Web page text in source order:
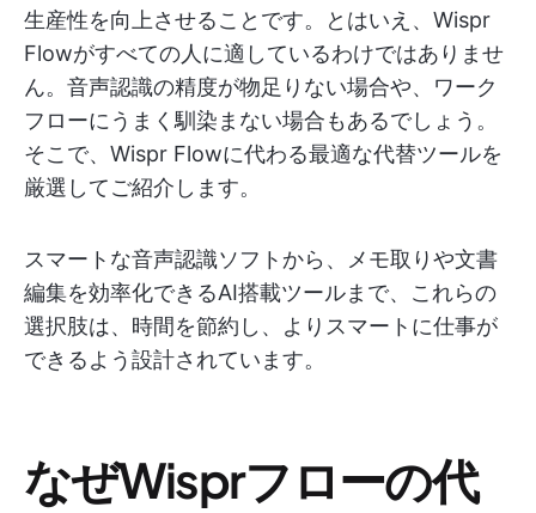
生産性を向上させることです。とはいえ、Wispr
Flowがすべての人に適しているわけではありませ
ん。音声認識の精度が物足りない場合や、ワーク
フローにうまく馴染まない場合もあるでしょう。
そこで、Wispr Flowに代わる最適な代替ツールを
厳選してご紹介します。
スマートな音声認識ソフトから、メモ取りや文書
編集を効率化できるAI搭載ツールまで、これらの
選択肢は、時間を節約し、よりスマートに仕事が
できるよう設計されています。
なぜWisprフローの代